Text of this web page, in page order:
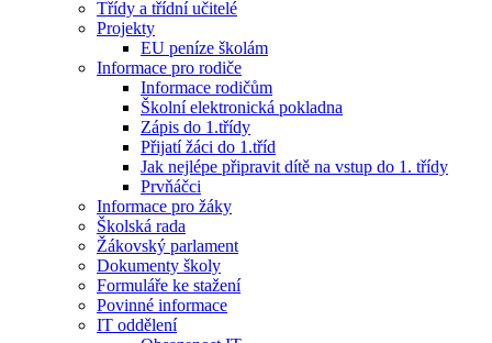
Třídy a třídní učitelé
Projekty
EU peníze školám
Informace pro rodiče
Informace rodičům
Školní elektronická pokladna
Zápis do 1.třídy
Přijatí žáci do 1.tříd
Jak nejlépe připravit dítě na vstup do 1. třídy
Prvňáčci
Informace pro žáky
Školská rada
Žákovský parlament
Dokumenty školy
Formuláře ke stažení
Povinné informace
IT oddělení